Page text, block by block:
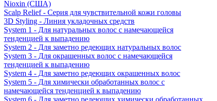
Nioxin (США)
Scalp Relief - Серия для чувствительной кожи головы
3D Styling - Линия укладочных средств
System 1 - Для натуральных волос с намечающейся
тенденцией к выпадению
System 2 - Для заметно редеющих натуральных волос
System 3 - Для окрашенных волос с намечающейся
тенденцией к выпадению
System 4 - Для заметно редеющих окрашенных волос
System 5 - Для химически обработанных волос с
намечающейся тенденцией к выпадению
System 6 - Для заметно редеющих химически обработанных